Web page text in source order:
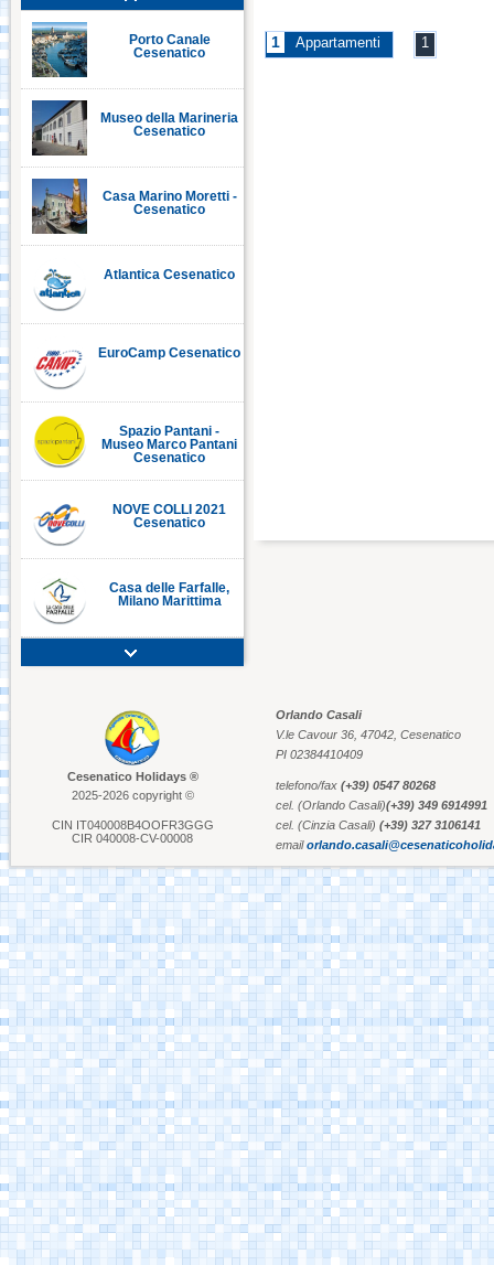
Porto Canale
Cesenatico
Museo della Marineria
Cesenatico
Casa Marino Moretti -
Cesenatico
Atlantica Cesenatico
EuroCamp Cesenatico
Spazio Pantani -
Museo Marco Pantani
Cesenatico
NOVE COLLI 2021
Cesenatico
Casa delle Farfalle,
Milano Marittima
Adriatic Golf Club
Mirabilandia Ravenna
Aquafan Riccione
Parco Oltremare -
Fiabilandia Rimini
Italia in Miniatura -
Rimini
Le Navi Acquario -
Cattolica
Porto Canale Cervia
1 Appartamenti 1
Cesenatico Holidays ®
2025-2026 copyright ©
CIN IT040008B4OOFR3GGG
CIR 040008-CV-00008
Orlando Casali
V.le Cavour 36, 47042, Cesenatico
PI 02384410409
telefono/fax (+39) 0547 80268
cel. (Orlando Casali)(+39) 349 6914991
cel. (Cinzia Casali) (+39) 327 3106141
email